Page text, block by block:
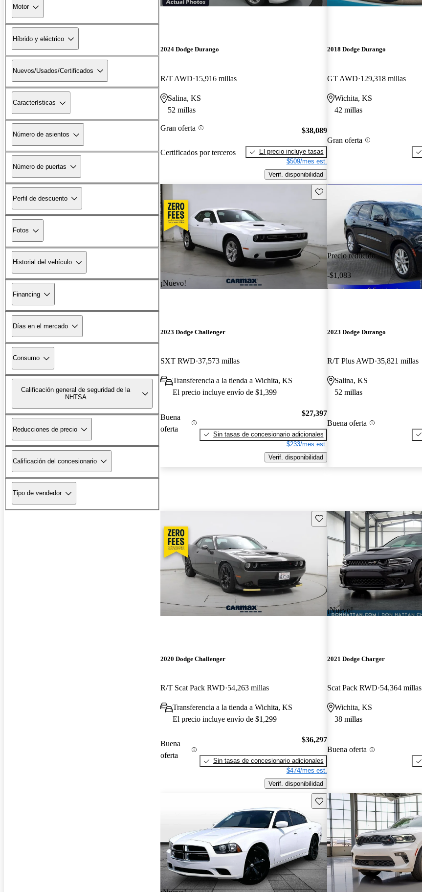
Motor
Híbrido y eléctrico
Nuevos/Usados/Certificados
Características
Número de asientos
Número de puertas
Perfil de descuento
Fotos
Historial del vehículo
Financing
Días en el mercado
Consumo
Calificación general de seguridad de la
NHTSA
Reducciones de precio
Calificación del concesionario
Tipo de vendedor
2024 Dodge Durango
R/T AWD 15,916 millas
Salina, KS
52 millas
Gran oferta
Certificados por terceros
$38,089
El precio incluye tasas
$509/mes est.
Verif. disponibilidad
2018 Dodge Durango
GT AWD 129,318 millas
Wichita, KS
42 millas
Gran oferta
¡Nuevo!
Guarda este Aviso
2023 Dodge Challenger
SXT RWD 37,573 millas
Transferencia a la tienda a Wichita, KS
El precio incluye envío de $1,399
Buena
oferta
$27,397
Sin tasas de concesionario adicionales
$233/mes est.
Verif. disponibilidad
Precio reducido
-$1,083
2023 Dodge Durango
R/T Plus AWD 35,821 millas
Salina, KS
52 millas
Buena oferta
Guarda este Aviso
2020 Dodge Challenger
R/T Scat Pack RWD 54,263 millas
Transferencia a la tienda a Wichita, KS
El precio incluye envío de $1,299
Buena
oferta
$36,297
Sin tasas de concesionario adicionales
$474/mes est.
Verif. disponibilidad
¡Nuevo!
2021 Dodge Charger
Scat Pack RWD 54,364 millas
Wichita, KS
38 millas
Buena oferta
Guarda este Aviso